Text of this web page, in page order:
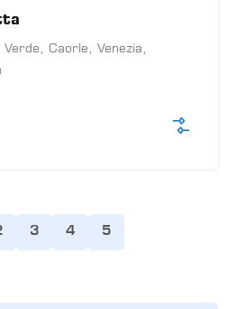
Caorle, Venezia,
3 4 5